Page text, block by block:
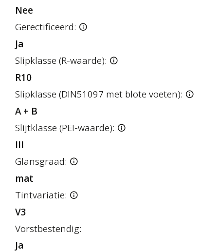
Nee
Gerectificeerd:
Ja
Slipklasse (R-waarde):
R10
Slipklasse (DIN51097 met blote voeten):
A + B
Slijtklasse (PEI-waarde):
III
Glansgraad:
mat
Tintvariatie:
V3
Vorstbestendig:
Ja